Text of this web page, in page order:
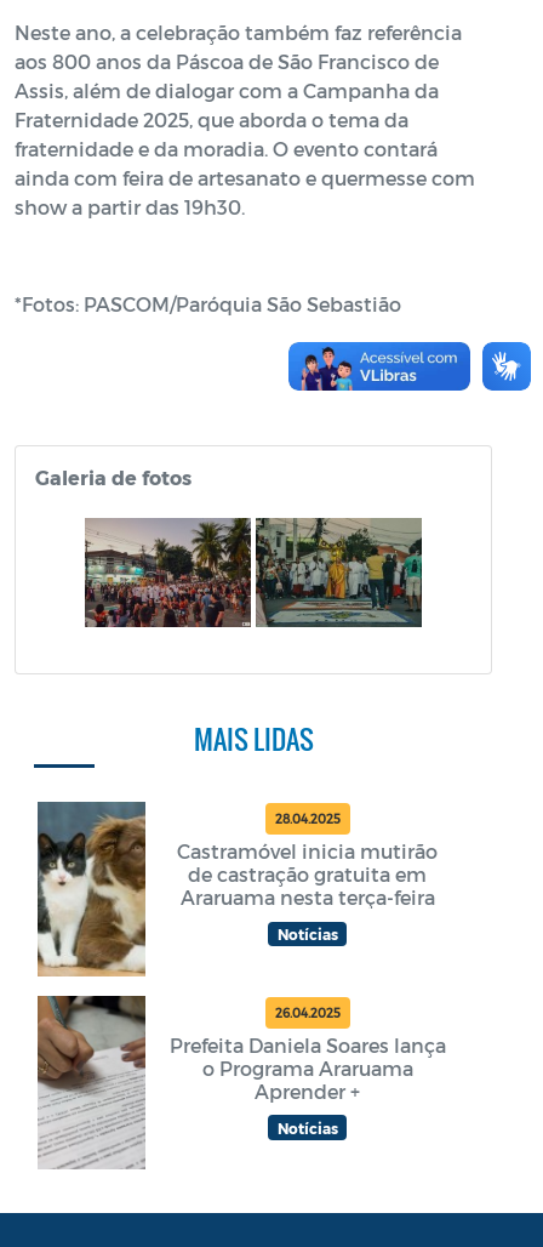
Neste ano, a celebração também faz referência
aos 800 anos da Páscoa de São Francisco de
Assis, além de dialogar com a Campanha da
Fraternidade 2025, que aborda o tema da
fraternidade e da moradia. O evento contará
ainda com feira de artesanato e quermesse com
show a partir das 19h30.
*Fotos: PASCOM/Paróquia São Sebastião
Galeria de fotos
MAIS LIDAS
28.04.2025
Castramóvel inicia mutirão
de castração gratuita em
Araruama nesta terça-feira
Notícias
26.04.2025
Prefeita Daniela Soares lança
o Programa Araruama
Aprender +
Notícias